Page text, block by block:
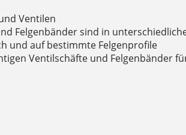
Ventilen
Felgenbänder sind in
und auf bestimmte Felgenprofile
Ventilschäfte und Felgenbänder